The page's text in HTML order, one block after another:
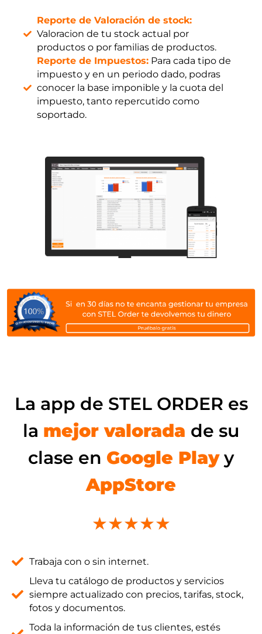
Reporte de Valoración de stock:
Valoracion de tu stock actual por
productos o por familias de productos.
Reporte de Impuestos:Para cada tipo de
impuesto y en un periodo dado, podras
conocer la base imponible y la cuota del
impuesto, tanto repercutido como
soportado.
La app de STEL ORDER es
la mejor valorada de su
clase en Google Playy
AppStore
★★★★★
Trabaja con o sin internet.
Lleva tu catálogo de productos y servicios
siempre actualizado con precios, tarifas, stock,
fotos y documentos.
Toda la información de tus clientes, estés